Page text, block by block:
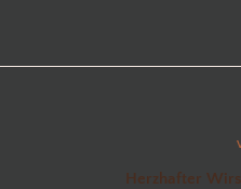
Herzhafter